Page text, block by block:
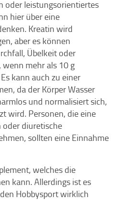
oder leistungsorientiertes
hier über eine
Kreatin wird
aber es können
Übelkeit oder
mehr als 10 g
Es kann auch zu einer
da der Körper Wasser
und normalisiert sich,
wird. Personen, die eine
oder diuretische
sollten eine Einnahme
welches die
kann. Allerdings ist es
Hobbysport wirklich